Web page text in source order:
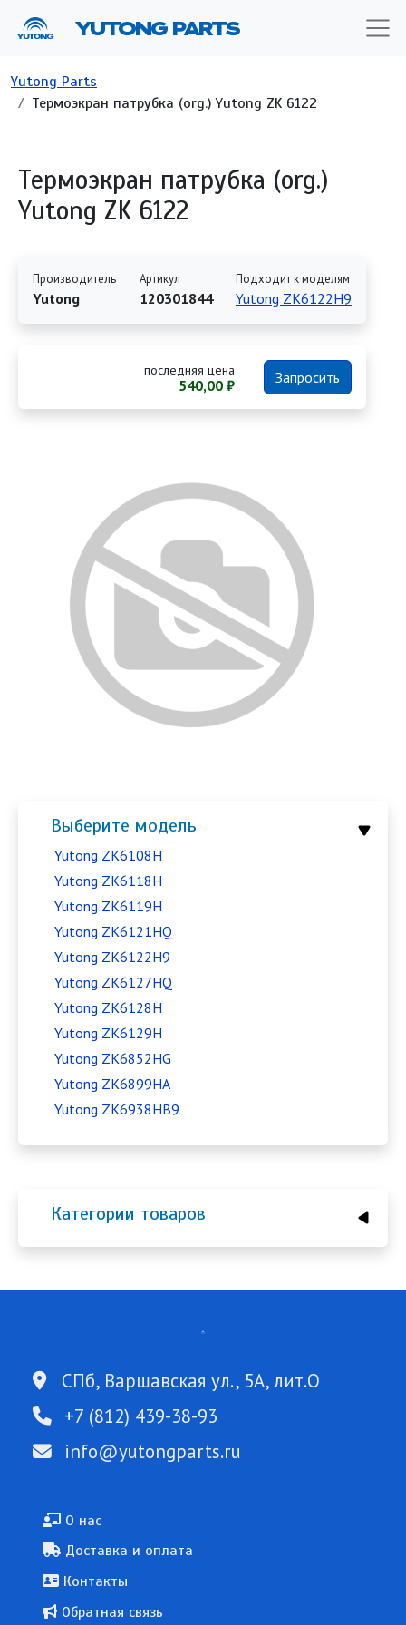
YUTONG PARTS
Строка навигации
Yutong Parts
Термоэкран патрубка (org.) Yutong ZK 6122
Выберите модель
Yutong ZK6108H
Yutong ZK6118H
Yutong ZK6119H
Yutong ZK6121HQ
Yutong ZK6122H9
Yutong ZK6127HQ
Yutong ZK6128H
Yutong ZK6129H
Yutong ZK6852HG
Yutong ZK6899HA
Yutong ZK6938HB9
Категории товаров
Термоэкран патрубка (org.)
Yutong ZK 6122
Производитель
Yutong
Артикул
120301844
Подходит к моделям
Yutong ZK6122H9
последняя цена
540,00 ₽ Запросить
СПб, Варшавская ул., 5А, лит.О
+7 (812) 439-38-93
info@yutongparts.ru
Подвал
О нас
Доставка и оплата
Контакты
Обратная связь